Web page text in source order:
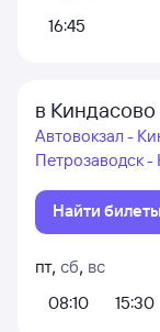
16:45
в Киндасово
Автовокзал -
Петрозаводск -
Найти билеты
пт, сб, вс
08:10
15:30